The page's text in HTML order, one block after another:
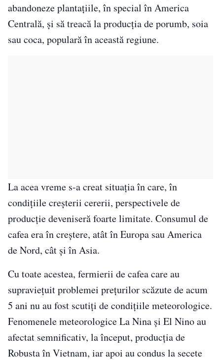
abandoneze plantațiile, în special în America
Centrală, și să treacă la producția de porumb, soia
sau coca, populară în această regiune.
La acea vreme s-a creat situația în care, în
condițiile creșterii cererii, perspectivele de
producție deveniseră foarte limitate. Consumul de
cafea era în creștere, atât în Europa sau America
de Nord, cât și în Asia.
Cu toate acestea, fermierii de cafea care au
supraviețuit problemei prețurilor scăzute de acum
5 ani nu au fost scutiți de condițiile meteorologice.
Fenomenele meteorologice La Nina și El Nino au
afectat semnificativ, la început, producția de
Robusta în Vietnam, iar apoi au condus la secete